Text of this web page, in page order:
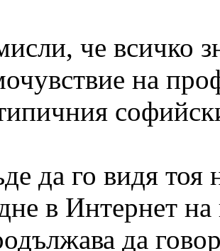
че всичко
на
да го видя
в Интернет
да